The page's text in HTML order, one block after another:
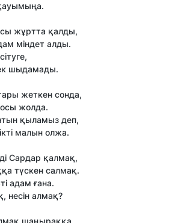
жұртта қалды,
міндет алды.
шыдамады.
жеткен сонда,
жолда.
қыламыз деп,
малын олжа.
Сардар қалмақ,
түскен салмақ.
адам ғана.
несін алмақ?
шаңыраққа,